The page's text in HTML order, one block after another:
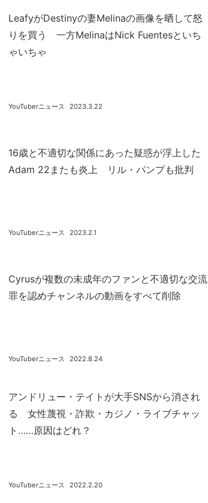
LeafyがDestinyの妻Melinaの画像を晒して怒
りを買う 一方MelinaはNick Fuentesといち
ゃいちゃ
16歳と不適切な関係にあった疑惑が浮上した
Adam 22またも炎上 リル・パンプも批判
2023.3.22
YouTuberニュース
Cyrusが複数の未成年のファンと不適切な交流
罪を認めチャンネルの動画をすべて削除
2023.2.1
YouTuberニュース
アンドリュー・テイトが大手SNSから消され
る 女性蔑視・詐欺・カジノ・ライブチャッ
ト……原因はどれ？
2022.8.24
YouTuberニュース
2022.2.20
YouTuberニュース